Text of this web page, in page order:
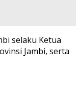
selaku Ketua
Jambi, serta